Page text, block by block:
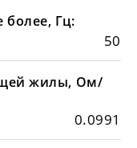
более, Гц:
50
жилы, Ом/
0.0991